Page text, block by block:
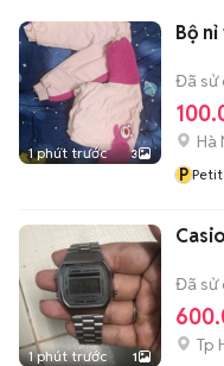
1 phút trước 3
Bộ
Đã sử
Hà
P
1 phút trước 1
Đã sử
Tp